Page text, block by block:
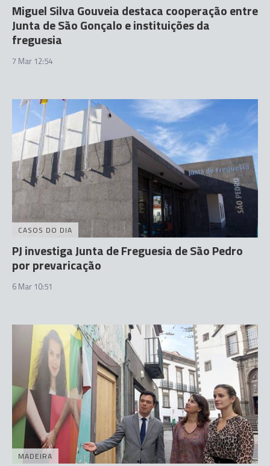
Miguel Silva Gouveia destaca cooperação entre
Junta de São Gonçalo e instituições da
freguesia
7 Mar 12:54
CASOS DO DIA
PJ investiga Junta de Freguesia de São Pedro
por prevaricação
6 Mar 10:51
MADEIRA